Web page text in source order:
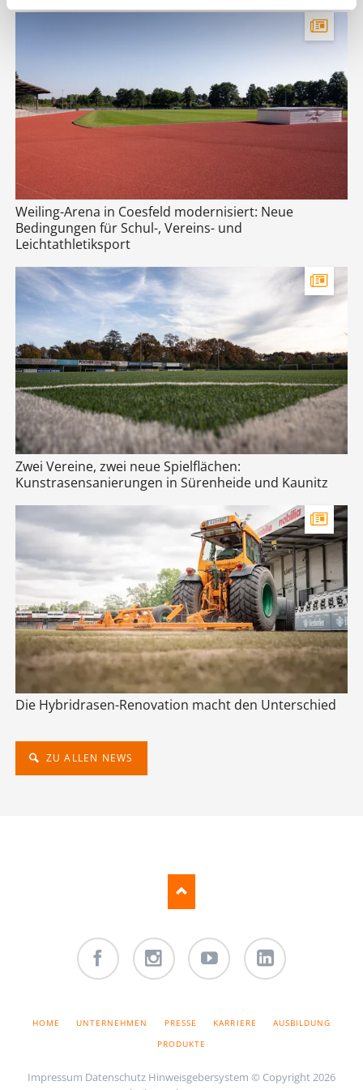
Weiling-Arena in Coesfeld modernisiert: Neue
Bedingungen für Schul-, Vereins- und
Leichtathletiksport
Zwei Vereine, zwei neue Spielflächen:
Kunstrasensanierungen in Sürenheide und Kaunitz
Die Hybridrasen-Renovation macht den Unterschied
ZU ALLEN NEWS
HOME UNTERNEHMEN PRESSE KARRIERE
AUSBILDUNG
PRODUKTE
Impressum Datenschutz Hinweisgebersystem © Copyright 2026